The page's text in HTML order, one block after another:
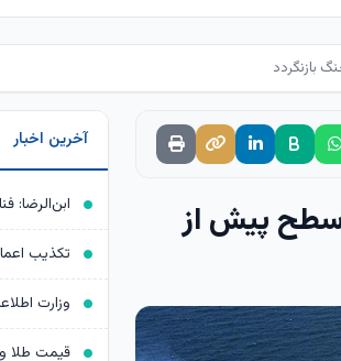
بازنگردد
سطح پیش از
آخرین اخبار